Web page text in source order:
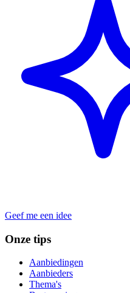
Geef me een idee
Onze tips
Aanbiedingen
Aanbieders
Thema's